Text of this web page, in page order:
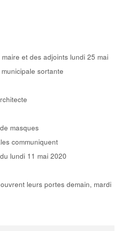
et des adjoints lundi 25 mai
sortante
masques
communiquent
lundi 11 mai 2020
leurs portes demain, mardi